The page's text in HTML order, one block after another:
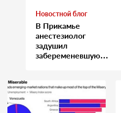
Новостной блог
В Прикамье
анестезиолог
задушил
забеременевшую